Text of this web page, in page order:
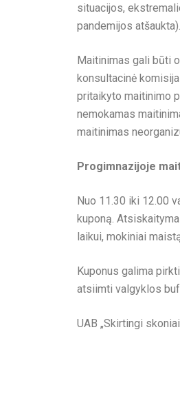
situacijos,
pandemijos atšaukta).
Maitinimas gali būti
konsultacinė
pritaikyto maitinimo
nemokamas
maitinimas
Progimnazijoje
Nuo 11.30 iki 12.00
kuponą.
laikui, mokiniai
Kuponus galima
atsiimti valgyklos
UAB „Skirtingi